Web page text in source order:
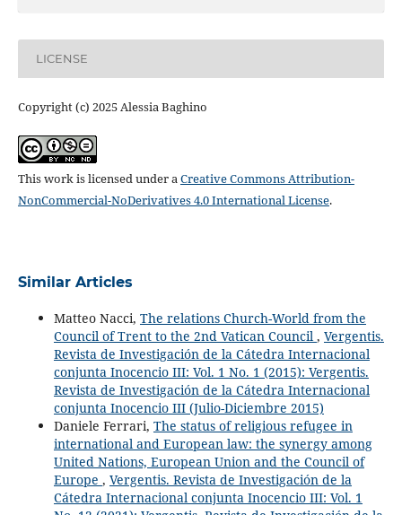
LICENSE
Copyright (c) 2025 Alessia Baghino
This work is licensed under aCreative Commons Attribution-
NonCommercial-NoDerivatives 4.0 International License.
Similar Articles
Matteo Nacci, The relations Church-World from the
Council of Trent to the 2nd Vatican Council , Vergentis.
Revista de Investigación de la Cátedra Internacional
conjunta Inocencio III: Vol. 1 No. 1 (2015): Vergentis.
Revista de Investigación de la Cátedra Internacional
conjunta Inocencio III (Julio-Diciembre 2015)
Daniele Ferrari, The status of religious refugee in
international and European law: the synergy among
United Nations, European Union and the Council of
Europe , Vergentis. Revista de Investigación de la
Cátedra Internacional conjunta Inocencio III: Vol. 1